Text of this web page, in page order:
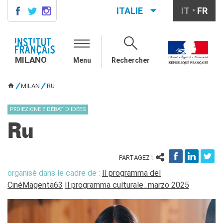
AGENDA
Cours quadrimestriels et
Cours privés sur mesure
Ateliers thématiques
Cours de préparation
DELF/DALF
Corsi su piattaforma
ITALIE IT FR
MILANO Menu Rechercher
MILAN RU
PROIEZIONE E DÉBAT D'IDÉES
Ru
PARTAGEZ !
organisé dans le cadre de : Il programma del
CinéMagenta63 Il programma culturale_marzo 2025